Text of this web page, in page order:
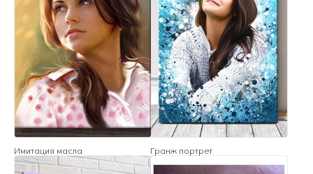
Имитация масла Гранж портрет